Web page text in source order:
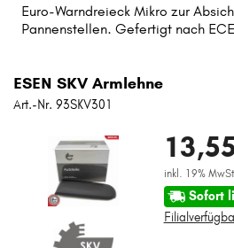
Euro-Warndreieck Mikro zur
Pannenstellen. Gefertigt nach
ESEN SKV Armlehne
Art.-Nr. 93SKV301
inkl. 19%
Sofort